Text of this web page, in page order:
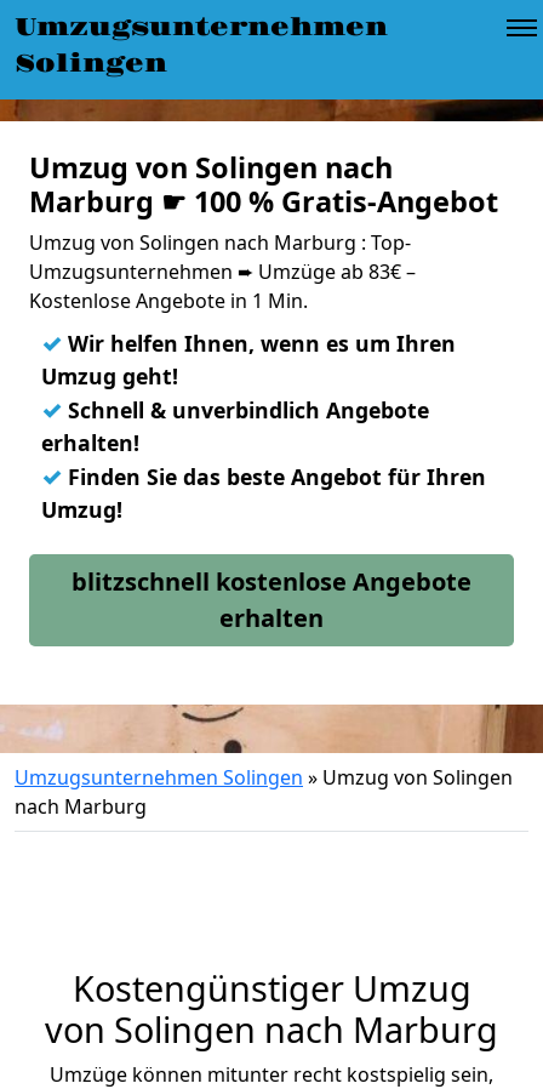
Umzugsunternehmen
Solingen
Umzug von Solingen nach
Marburg ☛ 100 % Gratis-Angebot
Umzug von Solingen nach Marburg : Top-
Umzugsunternehmen ➨ Umzüge ab 83€ –
Kostenlose Angebote in 1 Min.
✓ Wir helfen Ihnen, wenn es um Ihren
Umzug geht!
✓ Schnell & unverbindlich Angebote
erhalten!
✓ Finden Sie das beste Angebot für Ihren
Umzug!
blitzschnell kostenlose Angebote
erhalten
Umzugsunternehmen Solingen » Umzug von Solingen
nach Marburg
Kostengünstiger Umzug
von Solingen nach Marburg
Umzüge können mitunter recht kostspielig sein,